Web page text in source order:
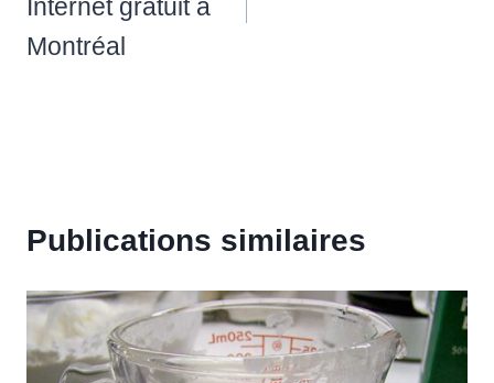
l’article
Internet gratuit à
Montréal
Publications similaires